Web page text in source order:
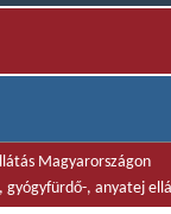
Magyarországon
gyógyfürdő-, anyatej